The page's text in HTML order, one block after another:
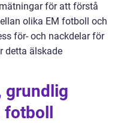
för att förstå
olika EM fotboll och
för- och nackdelar för
detta älskade
grundlig
fotboll